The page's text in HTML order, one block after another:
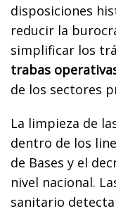
disposiciones
reducir la
simplificar los
trabas
de los sectores
La limpieza de
dentro de los
de Bases y el
nivel nacional.
sanitario